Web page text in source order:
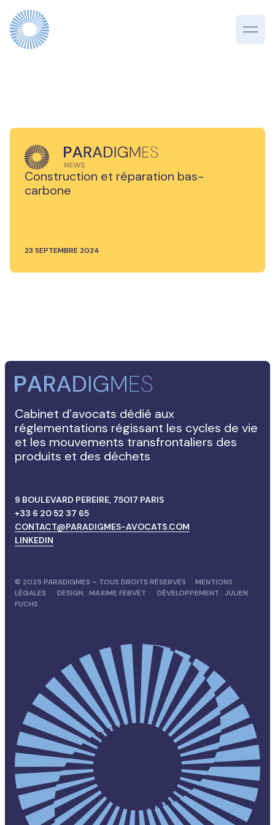
Construction et réparation bas-
carbone
23 SEPTEMBRE 2024
Cabinet d’avocats dédié aux
réglementations régissant les cycles de vie
et les mouvements transfrontaliers des
produits et des déchets
9 BOULEVARD PEREIRE, 75017 PARIS
+33 6 20 52 37 65
CONTACT@PARADIGMES-AVOCATS.COM
LINKEDIN
© 2025 PARADIGMES – TOUS DROITS RÉSERVÉSMENTIONS
LÉGALES DESIGN :MAXIME FEBVET DÉVELOPPEMENT :JULIEN
FUCHS